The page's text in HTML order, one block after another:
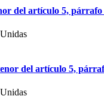
del artículo 5,
del artículo 5,